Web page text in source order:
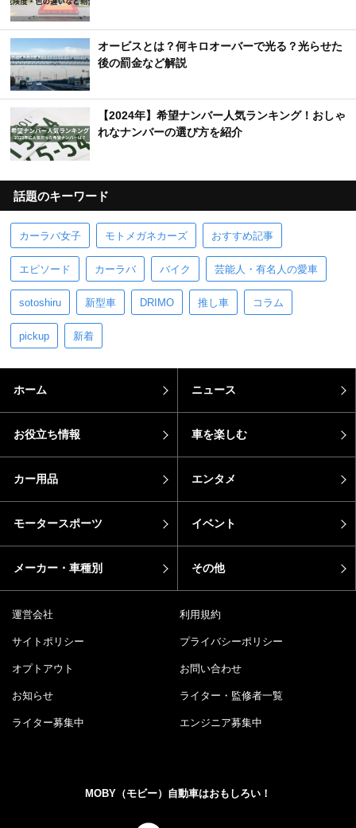
オービスとは？何キロオーバーで光る？光らせた
後の罰金など解説
【2024年】希望ナンバー人気ランキング！おしゃ
れなナンバーの選び方を紹介
話題のキーワード
カーラバ女子 モトメガネカーズ おすすめ記事
エピソード カーラバ バイク 芸能人・有名人の愛車
sotoshiru 新型車 DRIMO 推し車 コラム
pickup 新着
ホーム ニュース
お役立ち情報 車を楽しむ
カー用品 エンタメ
モータースポーツ イベント
メーカー・車種別 その他
運営会社 利用規約
サイトポリシー プライバシーポリシー
オプトアウト お問い合わせ
お知らせ ライター・監修者一覧
ライター募集中 エンジニア募集中
MOBY（モビー）自動車はおもしろい！